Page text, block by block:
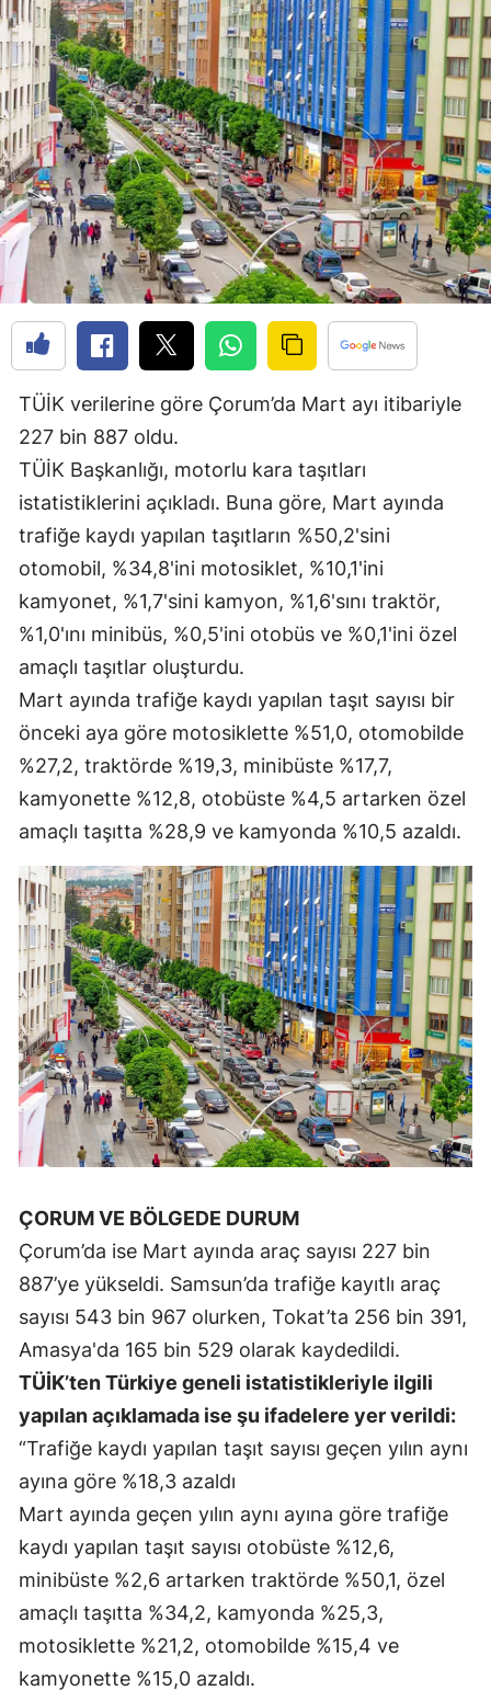
Çanakkale
Çankırı
Çorum
Denizli
Diyarbakır
Edirne
Elazığ
Erzincan
Erzurum
Gaziantep
Giresun
Gümüşhane
Hakkari
Isparta
Mersin
İstanbul
İzmir
Kars
Kastamonu
Kayseri
Kırklareli
Kırşehir
Kocaeli
Konya
Malatya
Manisa
Mardin
Muğla
Nevşehir
Niğde
Ordu
Rize
TÜİK verilerine göre Çorum’da Mart ayı itibariyle
227 bin 887 oldu.
TÜİK Başkanlığı, motorlu kara taşıtları
istatistiklerini açıkladı. Buna göre, Mart ayında
trafiğe kaydı yapılan taşıtların %50,2'sini
otomobil, %34,8'ini motosiklet, %10,1'ini
kamyonet, %1,7'sini kamyon, %1,6'sını traktör,
%1,0'ını minibüs, %0,5'ini otobüs ve %0,1'ini özel
amaçlı taşıtlar oluşturdu.
Mart ayında trafiğe kaydı yapılan taşıt sayısı bir
önceki aya göre motosiklette %51,0, otomobilde
%27,2, traktörde %19,3, minibüste %17,7,
kamyonette %12,8, otobüste %4,5 artarken özel
amaçlı taşıtta %28,9 ve kamyonda %10,5 azaldı.
ÇORUM VE BÖLGEDE DURUM
Çorum’da ise Mart ayında araç sayısı 227 bin
887’ye yükseldi. Samsun’da trafiğe kayıtlı araç
sayısı 543 bin 967 olurken, Tokat’ta 256 bin 391,
Amasya'da 165 bin 529 olarak kaydedildi.
TÜİK’ten Türkiye geneli istatistikleriyle ilgili
yapılan açıklamada ise şu ifadelere yer verildi:
“Trafiğe kaydı yapılan taşıt sayısı geçen yılın aynı
ayına göre %18,3 azaldı
Mart ayında geçen yılın aynı ayına göre trafiğe
kaydı yapılan taşıt sayısı otobüste %12,6,
minibüste %2,6 artarken traktörde %50,1, özel
amaçlı taşıtta %34,2, kamyonda %25,3,
motosiklette %21,2, otomobilde %15,4 ve
kamyonette %15,0 azaldı.